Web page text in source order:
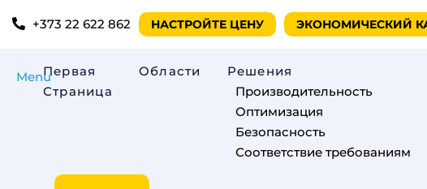
+373 22 622 862 НАСТРОЙТЕ ЦЕНУ ЭКОНОМИЧЕСКИЙ
MenuПервая
Страница
Oбласти
Решения
Производительность
Оптимизация
Безопасность
Соответствие требованиям